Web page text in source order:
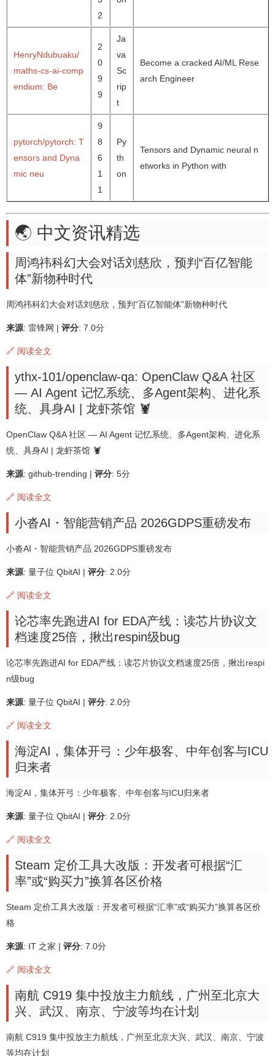
2
HenryNdubuaku/
maths-cs-ai-comp
endium: Be
2
0
9
9
Ja
va
Sc
rip
t
Become a cracked AI/ML Rese
arch Engineer
pytorch/pytorch: T
ensors and Dyna
mic neu
9
8
6
1
1
Py
th
on
Tensors and Dynamic neural n
etworks in Python with
🌏 中文资讯精选
周鸿祎科幻大会对话刘慈欣，预判“百亿智能
体”新物种时代
周鸿祎科幻大会对话刘慈欣，预判“百亿智能体”新物种时代
来源: 雷锋网 | 评分: 7.0分
🔗 阅读全文
ythx-101/openclaw-qa: OpenClaw Q&A 社区
— AI Agent 记忆系统、多Agent架构、进化系
统、具身AI | 龙虾茶馆 🦞
OpenClaw Q&A 社区 — AI Agent 记忆系统、多Agent架构、进化系
统、具身AI | 龙虾茶馆 🦞
来源: github-trending | 评分: 5分
🔗 阅读全文
小沓AI・智能营销产品 2026GDPS重磅发布
小沓AI・智能营销产品 2026GDPS重磅发布
来源: 量子位 QbitAI | 评分: 2.0分
🔗 阅读全文
论芯率先跑进AI for EDA产线：读芯片协议文
档速度25倍，揪出respin级bug
论芯率先跑进AI for EDA产线：读芯片协议文档速度25倍，揪出respi
n级bug
来源: 量子位 QbitAI | 评分: 2.0分
🔗 阅读全文
海淀AI，集体开弓：少年极客、中年创客与ICU
归来者
海淀AI，集体开弓：少年极客、中年创客与ICU归来者
来源: 量子位 QbitAI | 评分: 2.0分
🔗 阅读全文
Steam 定价工具大改版：开发者可根据“汇
率”或“购买力”换算各区价格
Steam 定价工具大改版：开发者可根据“汇率”或“购买力”换算各区价
格
来源: IT 之家 | 评分: 7.0分
🔗 阅读全文
南航 C919 集中投放主力航线，广州至北京大
兴、武汉、南京、宁波等均在计划
南航 C919 集中投放主力航线，广州至北京大兴、武汉、南京、宁波
等均在计划